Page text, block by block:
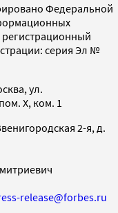
Федеральной
серия Эл №
ул.
X, ком. 1
2-я, д.
release@forbes.ru